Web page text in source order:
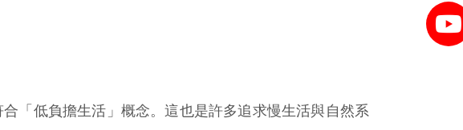
「低負擔生活」概念。這也是許多追求慢生活與自然系